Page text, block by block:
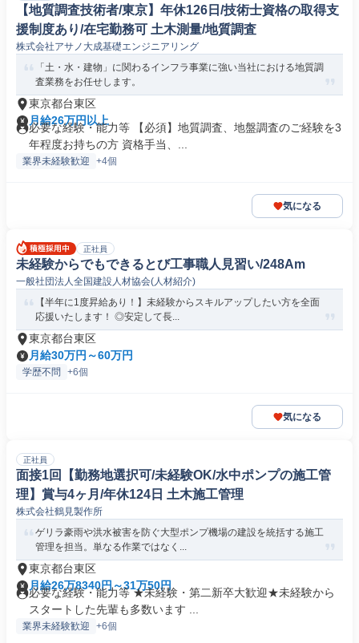
【地質調査技術者/東京】年休126日/技術士資格の取得支
援制度あり/在宅勤務可 土木測量/地質調査
株式会社アサノ大成基礎エンジニアリング
「土・水・建物」に関わるインフラ事業に強い当社における地質調
査業務をお任せします。
東京都台東区
月給26万円以上
必要な経験・能力等 【必須】地質調査、地盤調査のご経験を3
年程度お持ちの方 資格手当、...
業界未経験歓迎 +4個
気になる
正社員
未経験からでもできるとび工事職人見習い/248Am
一般社団法人全国建設人材協会(人材紹介)
【半年に1度昇給あり！】未経験からスキルアップしたい方を全面
応援いたします！ ◎安定して長...
東京都台東区
月給30万円～60万円
学歴不問 +6個
気になる
正社員
面接1回【勤務地選択可/未経験OK/水中ポンプの施工管
理】賞与4ヶ月/年休124日 土木施工管理
株式会社鶴見製作所
ゲリラ豪雨や洪水被害を防ぐ大型ポンプ機場の建設を統括する施工
管理を担当。単なる作業ではなく...
東京都台東区
月給26万8340円～31万50円
必要な経験・能力等 ★未経験・第二新卒大歓迎★未経験から
スタートした先輩も多数います ...
業界未経験歓迎 +6個